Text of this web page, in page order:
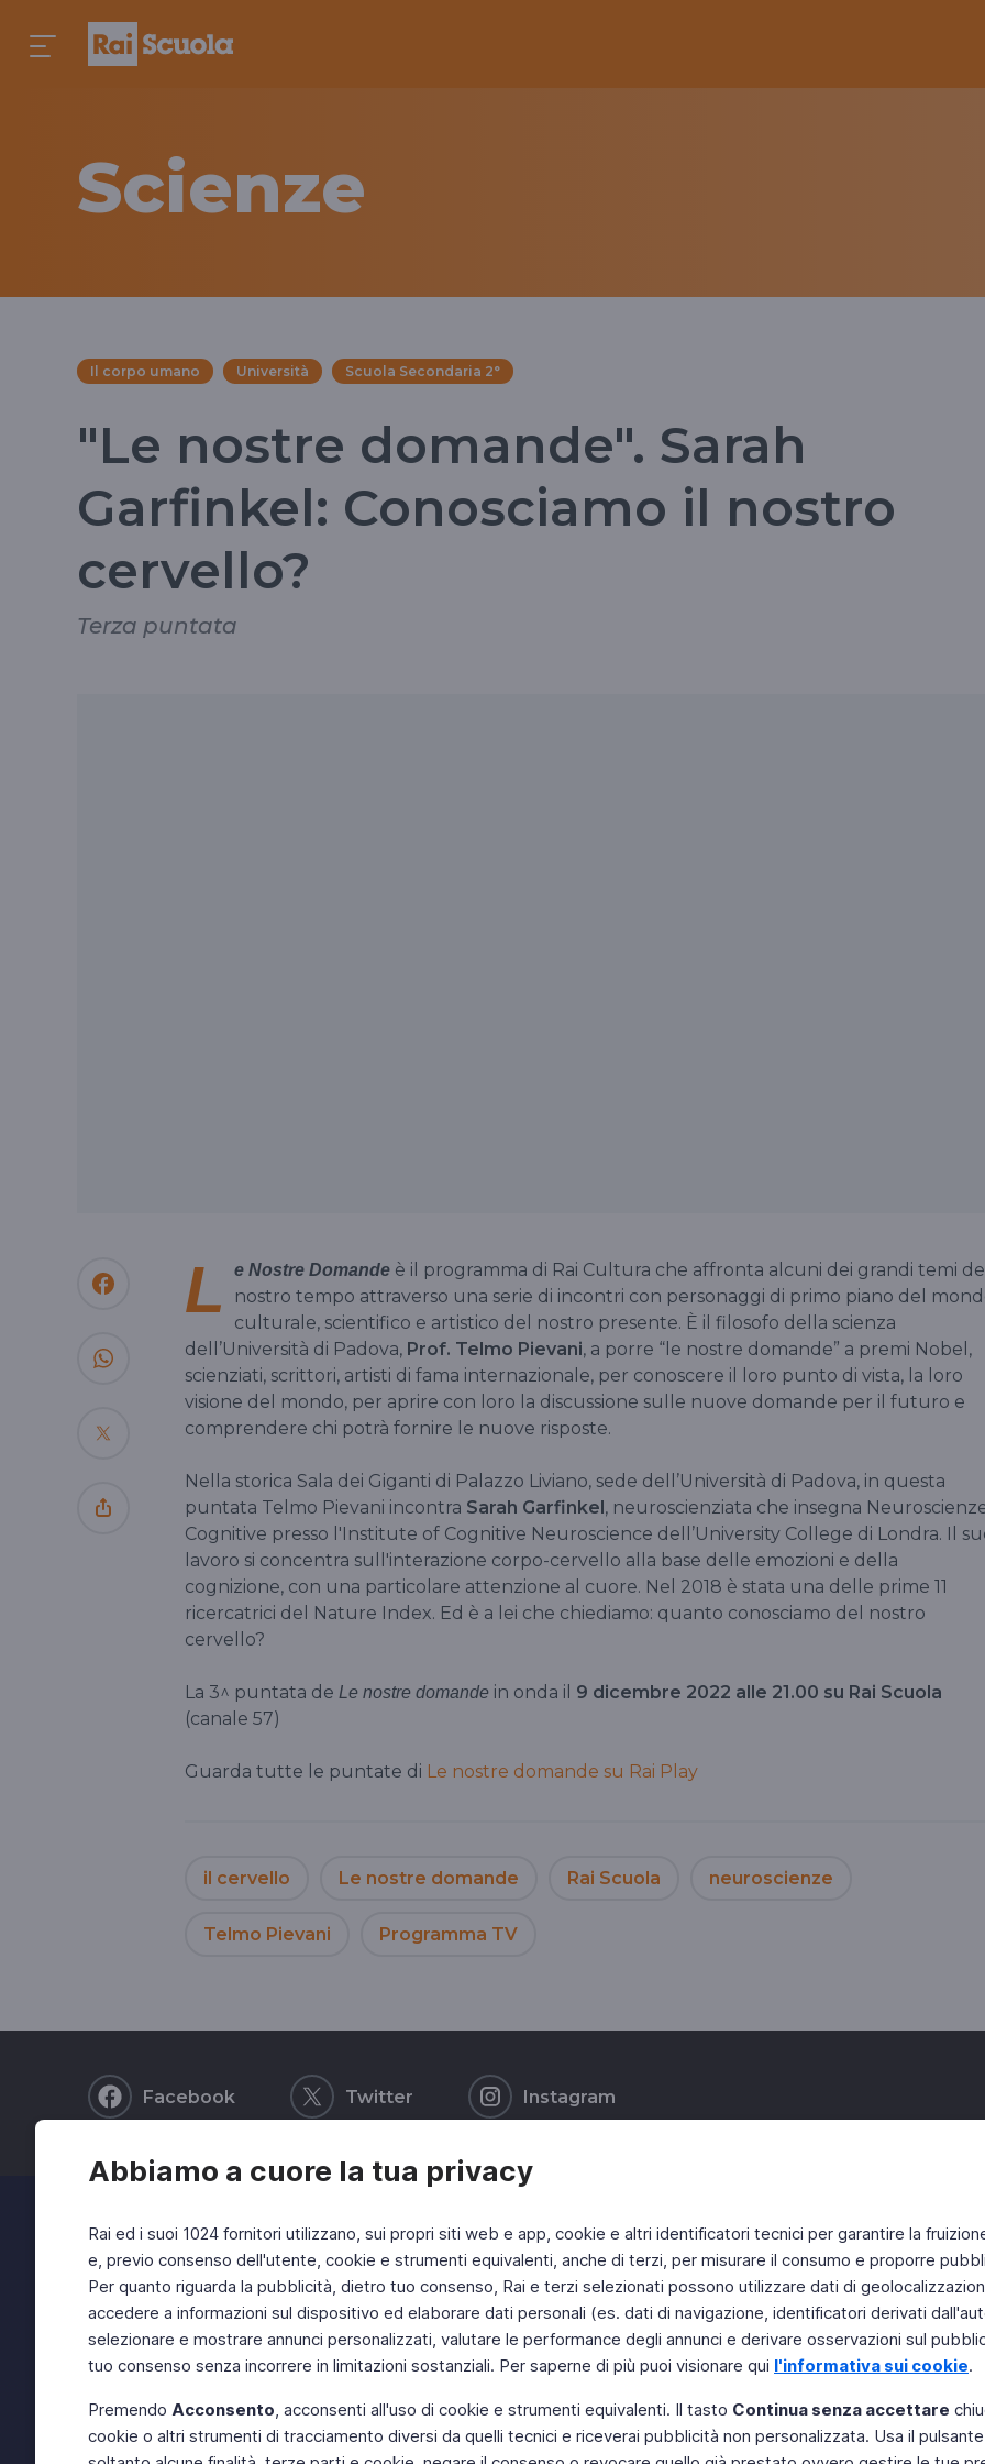
Abbiamo a cuore la tua privacy
Rai ed i suoi 1024 fornitori utilizzano, sui propri siti web e app, cookie e altri identificatori tecnici per garantire la
e, previo consenso dell'utente, cookie e strumenti equivalenti, anche di terzi, per misurare il consumo e proporre
Per quanto riguarda la pubblicità, dietro tuo consenso, Rai e terzi selezionati possono utilizzare dati di
accedere a informazioni sul dispositivo ed elaborare dati personali (es. dati di navigazione, identificatori derivati
selezionare e mostrare annunci personalizzati, valutare le performance degli annunci e derivare osservazioni sul
tuo consenso senza incorrere in limitazioni sostanziali. Per saperne di più puoi visionare qui l'informativa sui cookie.
Premendo Acconsento, acconsenti all'uso di cookie e strumenti equivalenti. Il tasto Continua senza accettare
cookie o altri strumenti di tracciamento diversi da quelli tecnici e riceverai pubblicità non personalizzata. Usa il
Scienze
Il corpo umano Università Scuola Secondaria 2°
"Le nostre domande". Sarah
Garfinkel: Conosciamo il nostro
cervello?
Terza puntata
L e Nostre Domande è il programma di Rai Cultura che affronta alcuni dei grandi temi
nostro tempo attraverso una serie di incontri con personaggi di primo piano del
culturale, scientifico e artistico del nostro presente. È il filosofo della scienza
dell’Università di Padova, Prof. Telmo Pievani, a porre “le nostre domande” a premi Nobel,
scienziati, scrittori, artisti di fama internazionale, per conoscere il loro punto di vista, la loro
visione del mondo, per aprire con loro la discussione sulle nuove domande per il futuro e
comprendere chi potrà fornire le nuove risposte.
Nella storica Sala dei Giganti di Palazzo Liviano, sede dell’Università di Padova, in questa
puntata Telmo Pievani incontra Sarah Garfinkel, neuroscienziata che insegna
Cognitive presso l'Institute of Cognitive Neuroscience dell’University College di Londra. Il
lavoro si concentra sull'interazione corpo-cervello alla base delle emozioni e della
cognizione, con una particolare attenzione al cuore. Nel 2018 è stata una delle prime 11
ricercatrici del Nature Index. Ed è a lei che chiediamo: quanto conosciamo del nostro
cervello?
La 3^ puntata de Le nostre domande in onda il 9 dicembre 2022 alle 21.00 su Rai Scuola
(canale 57)
Guarda tutte le puntate di Le nostre domande su Rai Play
il cervello Le nostre domande Rai Scuola neuroscienze
Telmo Pievani Programma TV
Facebook Twitter Instagram